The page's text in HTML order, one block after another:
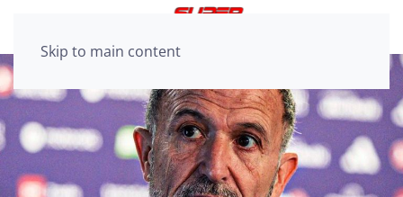
Skip to main content